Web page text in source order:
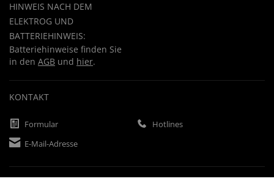
HINWEIS NACH DEM
ELEKTROG UND
BATTERIEHINWEIS:
Batteriehinweise finden Sie
in den AGB und hier.
KONTAKT
Formular
Hotlines
E-Mail-Adresse